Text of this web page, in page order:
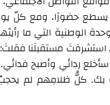
حضورًا، ومع كلّ
الوطنية التي ما
استشرفتَ مستقبلَنا
سأخلع ردائي وأصبح
بك. كلُّ ظلامِهم لم